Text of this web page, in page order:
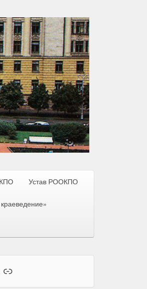
Устав РООКПО
Ссылка